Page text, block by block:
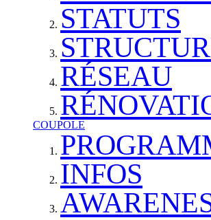
STATUTS
RÉSEAU
COUPOLE
INFOS